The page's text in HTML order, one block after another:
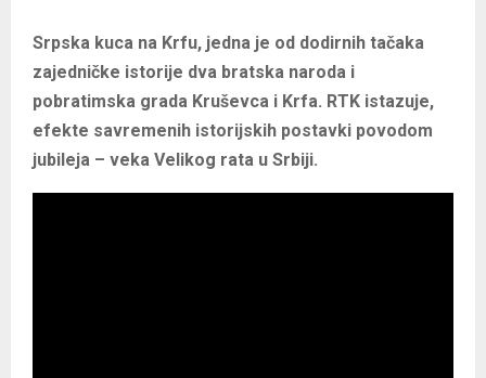
Srpska kuca na Krfu, jedna je od dodirnih tačaka
zajedničke istorije dva bratska naroda i
pobratimska grada Kruševca i Krfa. RTK istazuje,
efekte savremenih istorijskih postavki povodom
jubileja – veka Velikog rata u Srbiji.